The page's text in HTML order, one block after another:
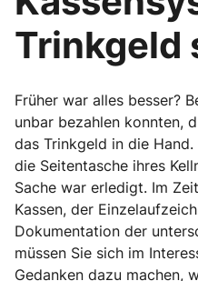
Trinkgeld
Früher war alles besser?
unbar bezahlen konnten,
das Trinkgeld in die
die Seitentasche ihres
Sache war erledigt. Im
Kassen, der
Dokumentation der
müssen Sie sich im
Gedanken dazu machen,